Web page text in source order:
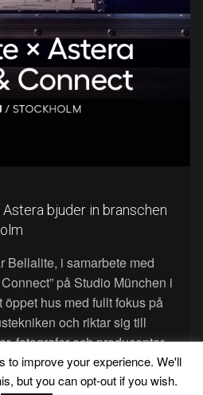
bjuder in branschen
Bellalite, i samarbete med
på Studio München i
hus med fullt fokus på
och riktar sig till
fotografer och producenter.
to improve your experience. We'll
but you can opt-out if you wish.